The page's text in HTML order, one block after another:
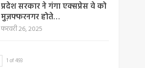
प्रदेश सरकार ने गंगा एक्सप्रेस वे को
मुज़फ्फरनगर होते…
फरवरी 26, 2025
1 of 493